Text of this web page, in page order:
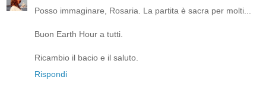
Posso immaginare, Rosaria. La partita è sacra per molti...
Buon Earth Hour a tutti.
Ricambio il bacio e il saluto.
Rispondi